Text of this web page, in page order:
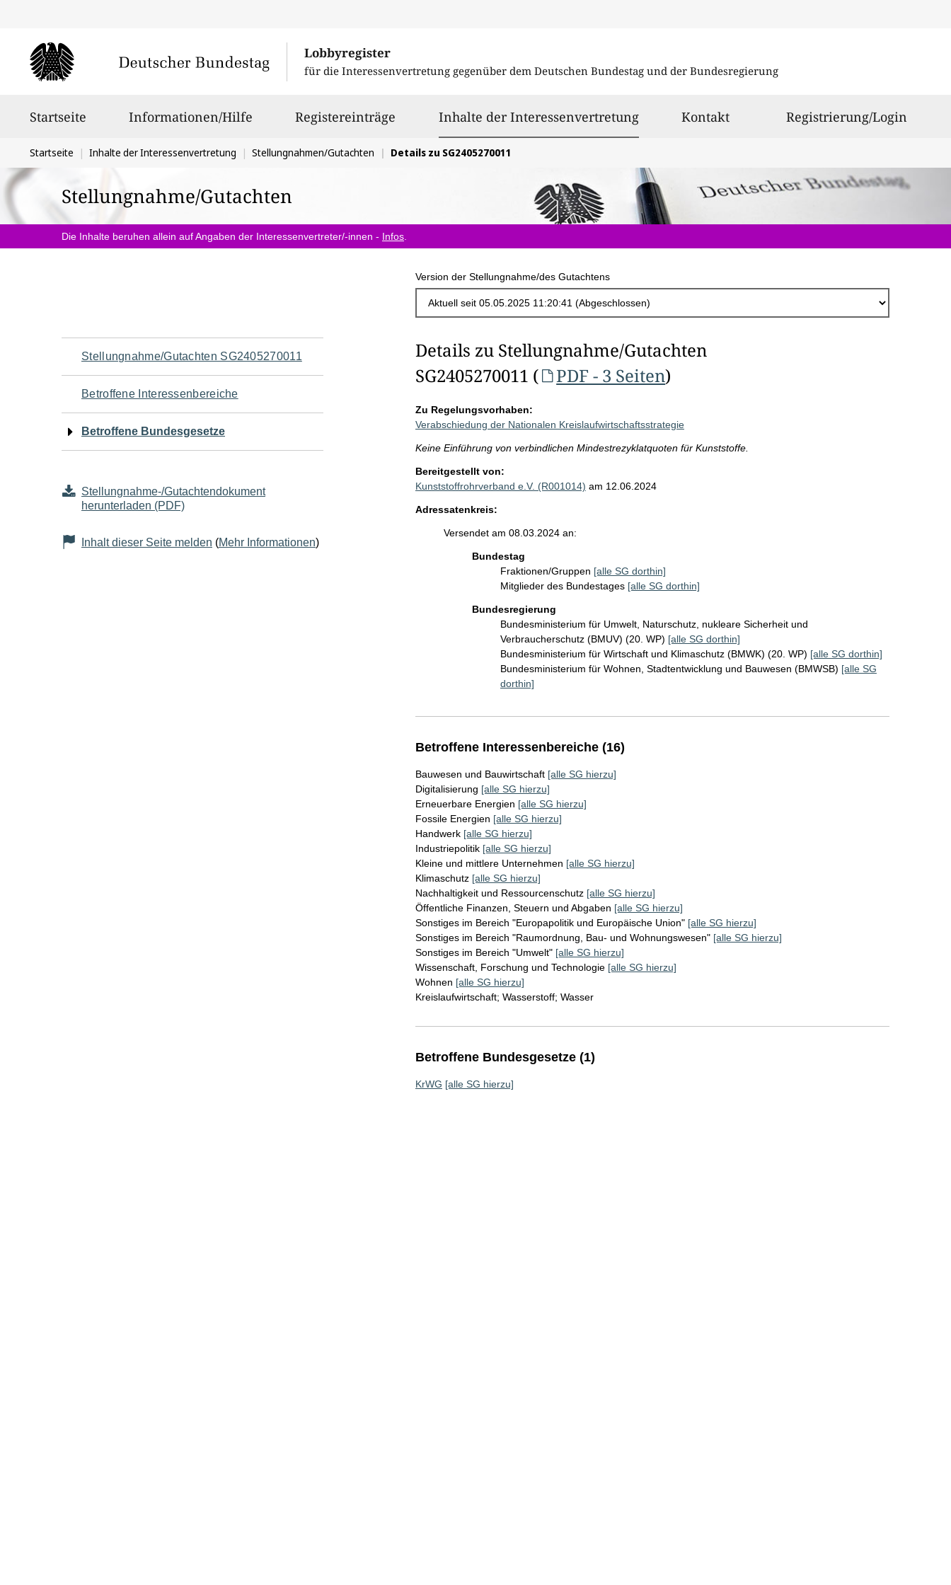
Lobbyregister
für die Interessenvertretung gegenüber dem Deutschen Bundestag und der Bundesregierung
Startseite Informationen/Hilfe Registereinträge Inhalte der Interessenvertretungausgewählt
Kontakt Registrierung/Login
Sie
befinden
sich
hier:
Startseite Inhalte der Interessenvertretung Stellungnahmen/Gutachten Details zu SG2405270011
Stellungnahme/Gutachten
Die Inhalte beruhen allein auf Angaben der Interessenvertreter/-innen - Infos
Version der Stellungnahme/des Gutachtens
Navigation
für
den
Seiteninhalt
Stellungnahme/Gutachten SG2405270011
Betroffene Interessenbereiche
Betroffene Bundesgesetze
Stellungnahme-/Gutachtendokument
herunterladen (PDF)
Inhalt dieser Seite melden (Mehr Informationen)
Details zu Stellungnahme/Gutachten
SG2405270011 (
PDF - 3 Seiten)
Zu Regelungsvorhaben:
Verabschiedung der Nationalen Kreislaufwirtschaftsstrategie
Keine Einführung von verbindlichen Mindestrezyklatquoten für Kunststoffe.
Bereitgestellt von:
Kunststoffrohrverband e.V. (R001014) am 12.06.2024
Adressatenkreis:
Versendet am 08.03.2024 an:
Bundestag
Fraktionen/Gruppen [alle SG dorthin]
Mitglieder des Bundestages [alle SG dorthin]
Bundesregierung
Bundesministerium für Umwelt, Naturschutz, nukleare Sicherheit und
Verbraucherschutz (BMUV) (20. WP) [alle SG dorthin]
Bundesministerium für Wirtschaft und Klimaschutz (BMWK) (20. WP) [alle SG dorthin]
Bundesministerium für Wohnen, Stadtentwicklung und Bauwesen (BMWSB) [alle SG
dorthin]
Betroffene Interessenbereiche (16)
Bauwesen und Bauwirtschaft [alle SG hierzu]
Digitalisierung [alle SG hierzu]
Erneuerbare Energien [alle SG hierzu]
Fossile Energien [alle SG hierzu]
Handwerk [alle SG hierzu]
Industriepolitik [alle SG hierzu]
Kleine und mittlere Unternehmen [alle SG hierzu]
Klimaschutz [alle SG hierzu]
Nachhaltigkeit und Ressourcenschutz [alle SG hierzu]
Öffentliche Finanzen, Steuern und Abgaben [alle SG hierzu]
Sonstiges im Bereich "Europapolitik und Europäische Union" [alle SG hierzu]
Sonstiges im Bereich "Raumordnung, Bau- und Wohnungswesen" [alle SG hierzu]
Sonstiges im Bereich "Umwelt" [alle SG hierzu]
Wissenschaft, Forschung und Technologie [alle SG hierzu]
Wohnen [alle SG hierzu]
Kreislaufwirtschaft; Wasserstoff; Wasser
Betroffene Bundesgesetze (1)
KrWG [alle SG hierzu]